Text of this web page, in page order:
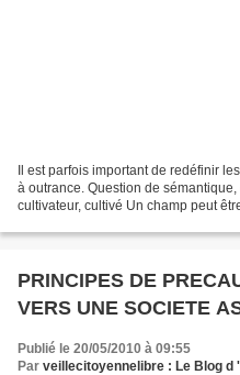
Il est parfois important de redéfinir
à outrance. Question de
cultivateur, cultivé Un champ peut
PRINCIPES DE
VERS UNE SOCIETE
Publié le 20/05/2010 à 09:55
Par veillecitoyennelibre : Le Blog d